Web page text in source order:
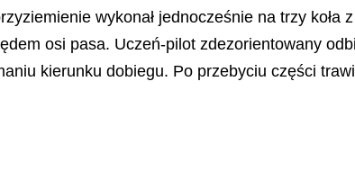
wykonał jednocześnie na trzy koła
osi pasa. Uczeń-pilot zdezorientowany
kierunku dobiegu. Po przebyciu części